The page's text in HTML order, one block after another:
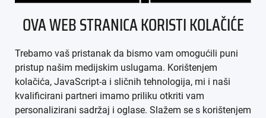
IMPRESSUM
AGB
DATENSCHUTZ
OVA WEB STRANICA KORISTI KOLAČIĆE
Trebamo vaš pristanak da bismo vam omogućili puni
pristup našim medijskim uslugama. Korištenjem
kolačića, JavaScript-a i sličnih tehnologija, mi i naši
kvalificirani partneri imamo priliku otkriti vam
personalizirani sadržaj i oglase. Slažem se s korištenjem